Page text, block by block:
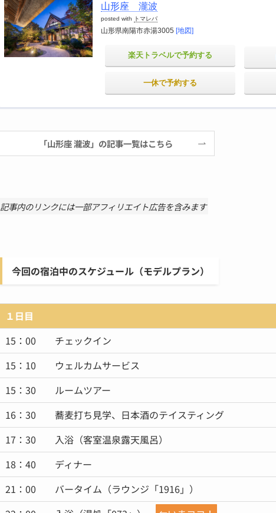
山形座 瀧波
posted with トマレバ
山形県南陽市赤湯3005 [地図]
楽天トラベルで予約する
一休で予約する
「山形座 瀧波」の記事一覧はこちら
記事内のリンクには一部アフィリエイト広告を含みます
今回の宿泊中のスケジュール（モデルプラン）
１日目
15：00 チェックイン
15：10 ウェルカムサービス
15：30 ルームツアー
16：30 蕎麦打ち見学、日本酒のテイスティング
17：30 入浴（客室温泉露天風呂）
18：40 ディナー
21：00 バータイム（ラウンジ「1916」）